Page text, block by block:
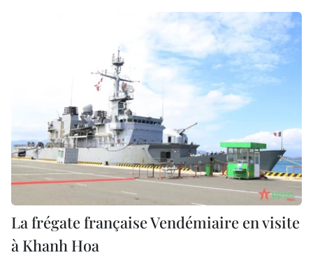
La frégate française Vendémiaire en visite
à Khanh Hoa